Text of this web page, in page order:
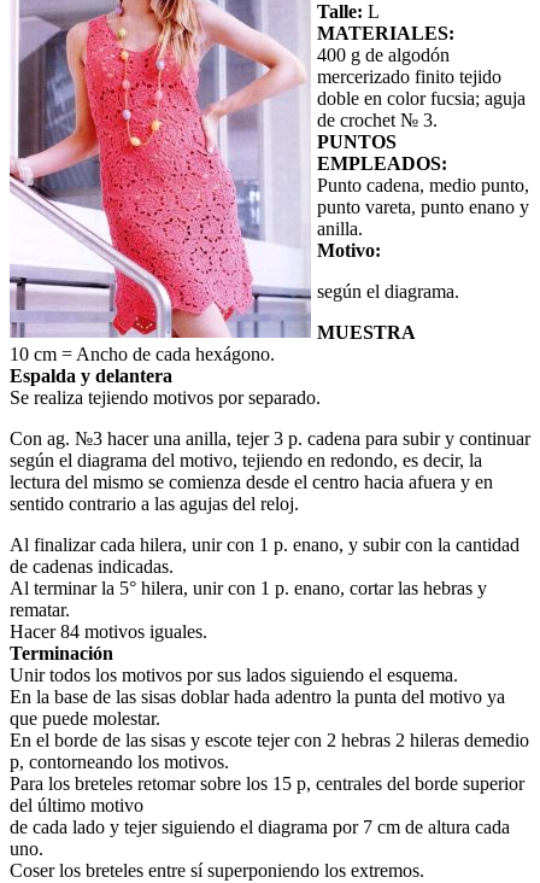
Talle: L
MATERIALES:
400 g de algodón
mercerizado finito tejido
doble en color fucsia; aguja
de crochet № 3.
PUNTOS
EMPLEADOS:
Punto cadena, medio punto,
punto vareta, punto enano y
anilla.
Motivo:
según el diagrama.
MUESTRA
10 cm = Ancho de cada hexágono.
Espalda y delantera
Se realiza tejiendo motivos por separado.
Con ag. №3 hacer una anilla, tejer 3 p. cadena para subir y continuar
según el diagrama del motivo, tejiendo en redondo, es decir, la
lectura del mismo se comienza desde el centro hacia afuera y en
sentido contrario a las agujas del reloj.
Al finalizar cada hilera, unir con 1 p. enano, y subir con la cantidad
de cadenas indicadas.
Al terminar la 5° hilera, unir con 1 p. enano, cortar las hebras y
rematar.
Hacer 84 motivos iguales.
Terminación
Unir todos los motivos por sus lados siguiendo el esquema.
En la base de las sisas doblar hada adentro la punta del motivo ya
que puede molestar.
En el borde de las sisas y escote tejer con 2 hebras 2 hileras demedio
p, contorneando los motivos.
Para los breteles retomar sobre los 15 p, centrales del borde superior
del último motivo
de cada lado y tejer siguiendo el diagrama por 7 cm de altura cada
uno.
Coser los breteles entre sí superponiendo los extremos.